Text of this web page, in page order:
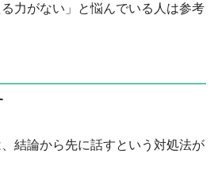
力がない」と悩んでいる人は参考
結論から先に話すという対処法が